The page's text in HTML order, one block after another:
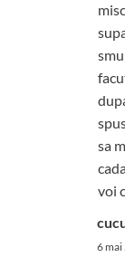
sa
voi
6 mai